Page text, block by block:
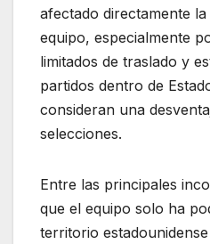
afectado directamente
equipo, especialmente
limitados de traslado y
partidos dentro de
consideran una
selecciones.
Entre las principales
que el equipo solo ha
territorio